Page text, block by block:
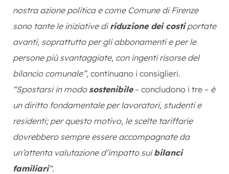
nostra azione politica e come Comune di Firenze
sono tante le iniziative diriduzione dei costiportate
avanti, soprattutto per gli abbonamenti e per le
persone più svantaggiate, con ingenti risorse del
bilancio comunale”, continuano i consiglieri.
“Spostarsi in modosostenibile – concludono i tre – è
un diritto fondamentale per lavoratori, studenti e
residenti; per questo motivo, le scelte tariffarie
dovrebbero sempre essere accompagnate da
un’attenta valutazione d’impatto suibilanci
familiari“.